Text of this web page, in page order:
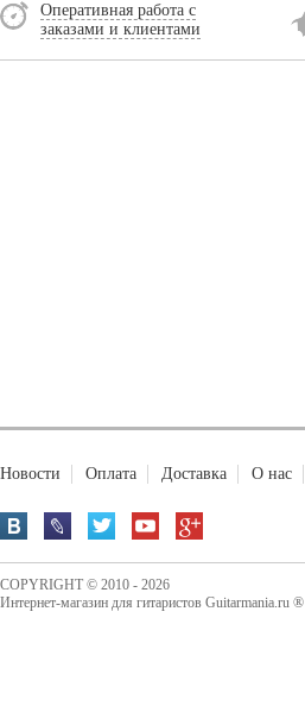
Оперативная работа с
заказами и клиентами
Новости Оплата Доставка О нас
COPYRIGHT © 2010 - 2026
Интернет-магазин для гитаристов Guitarmania.ru ®